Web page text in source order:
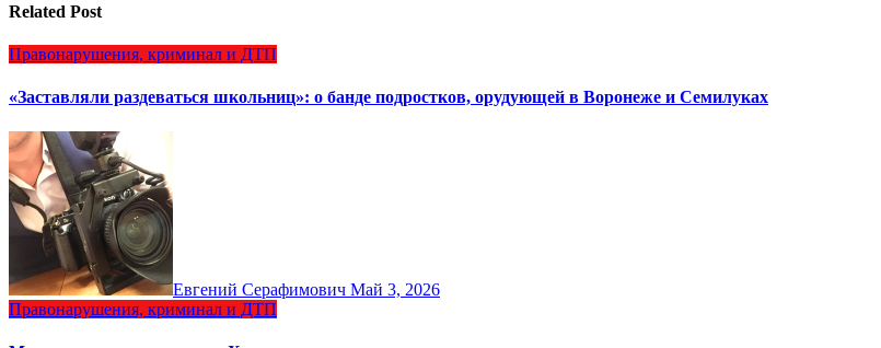
Related Post
Правонарушения, криминал и ДТП
«Заставляли раздеваться школьниц»: о банде подростков, орудующей в Воронеже и Семилуках
Евгений Серафимович Май 3, 2026
Правонарушения, криминал и ДТП